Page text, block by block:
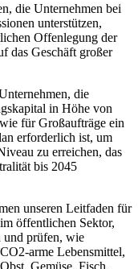
die Unternehmen bei
unterstützen,
Offenlegung der
das Geschäft großer
die
in Höhe von
für Großaufträge ein
erforderlich ist, um
zu erreichen, das
bis 2045
unseren Leitfaden für
öffentlichen Sektor,
und prüfen, wie
arme Lebensmittel,
Gemüse, Fisch,